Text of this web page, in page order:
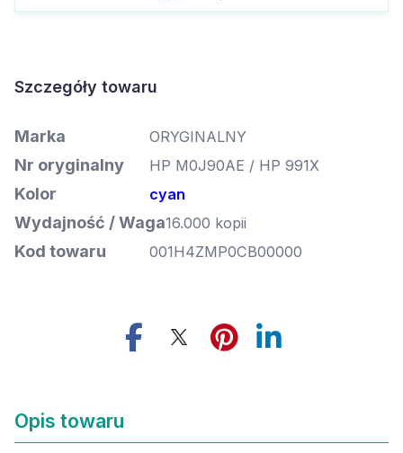
Szczegóły towaru
Marka ORYGINALNY
Nr oryginalny HP M0J90AE / HP 991X
Kolor cyan
Wydajność / Waga16.000 kopii
Kod towaru 001H4ZMP0CB00000
Opis towaru